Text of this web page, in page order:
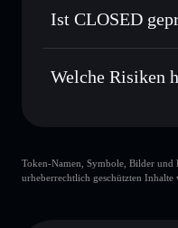
kontrollierst
Wallet
Ist CLOSED
CLOSED
Welche Risiken
Token-Namen, Symbole, Bilder und
urheberrechtlich geschützten